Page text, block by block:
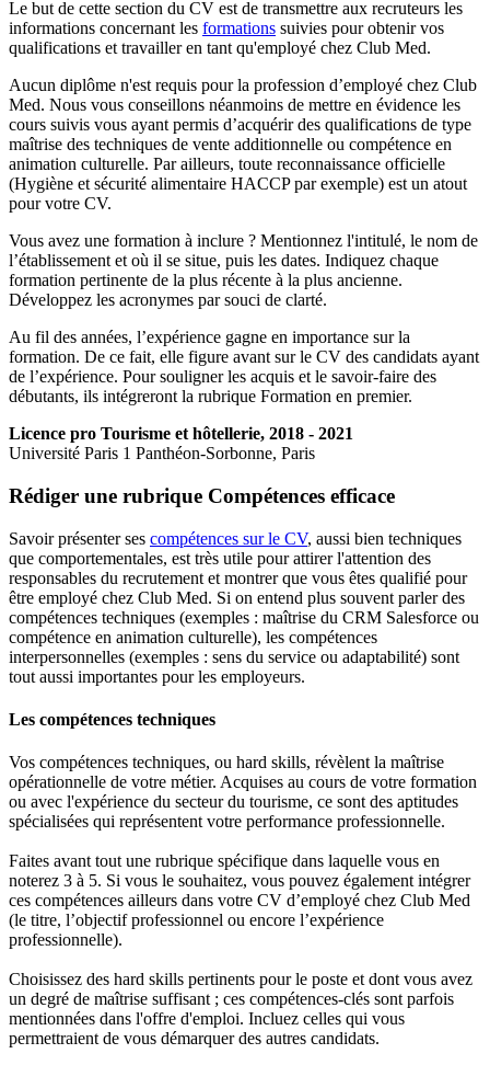
Le but de cette section du CV est de transmettre aux recruteurs les
informations concernant les formations suivies pour obtenir vos
qualifications et travailler en tant qu'employé chez Club Med.
Aucun diplôme n'est requis pour la profession d’employé chez Club
Med. Nous vous conseillons néanmoins de mettre en évidence les
cours suivis vous ayant permis d’acquérir des qualifications de type
maîtrise des techniques de vente additionnelle ou compétence en
animation culturelle. Par ailleurs, toute reconnaissance officielle
(Hygiène et sécurité alimentaire HACCP par exemple) est un atout
pour votre CV.
Vous avez une formation à inclure ? Mentionnez l'intitulé, le nom de
l’établissement et où il se situe, puis les dates. Indiquez chaque
formation pertinente de la plus récente à la plus ancienne.
Développez les acronymes par souci de clarté.
Au fil des années, l’expérience gagne en importance sur la
formation. De ce fait, elle figure avant sur le CV des candidats ayant
de l’expérience. Pour souligner les acquis et le savoir-faire des
débutants, ils intégreront la rubrique Formation en premier.
Licence pro Tourisme et hôtellerie, 2018 - 2021
Université Paris 1 Panthéon-Sorbonne, Paris
Rédiger une rubrique Compétences efficace
Savoir présenter ses compétences sur le CV, aussi bien techniques
que comportementales, est très utile pour attirer l'attention des
responsables du recrutement et montrer que vous êtes qualifié pour
être employé chez Club Med. Si on entend plus souvent parler des
compétences techniques (exemples : maîtrise du CRM Salesforce ou
compétence en animation culturelle), les compétences
interpersonnelles (exemples : sens du service ou adaptabilité) sont
tout aussi importantes pour les employeurs.
Les compétences techniques
Vos compétences techniques, ou hard skills, révèlent la maîtrise
opérationnelle de votre métier. Acquises au cours de votre formation
ou avec l'expérience du secteur du tourisme, ce sont des aptitudes
spécialisées qui représentent votre performance professionnelle.
Faites avant tout une rubrique spécifique dans laquelle vous en
noterez 3 à 5. Si vous le souhaitez, vous pouvez également intégrer
ces compétences ailleurs dans votre CV d’employé chez Club Med
(le titre, l’objectif professionnel ou encore l’expérience
professionnelle).
Choisissez des hard skills pertinents pour le poste et dont vous avez
un degré de maîtrise suffisant ; ces compétences-clés sont parfois
mentionnées dans l'offre d'emploi. Incluez celles qui vous
permettraient de vous démarquer des autres candidats.